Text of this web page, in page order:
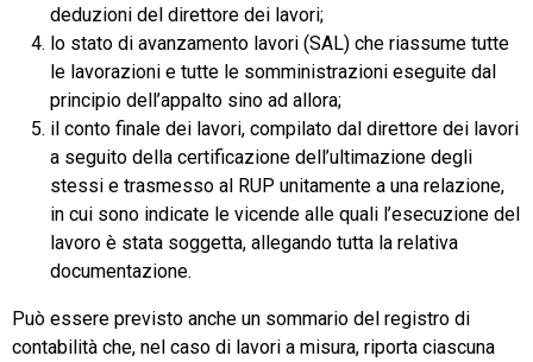
deduzioni del direttore dei lavori;
lo stato di avanzamento lavori (SAL) che riassume tutte
le lavorazioni e tutte le somministrazioni eseguite dal
principio dell’appalto sino ad allora;
il conto finale dei lavori, compilato dal direttore dei lavori
a seguito della certificazione dell’ultimazione degli
stessi e trasmesso al RUP unitamente a una relazione,
in cui sono indicate le vicende alle quali l’esecuzione del
lavoro è stata soggetta, allegando tutta la relativa
documentazione.
Può essere previsto anche un sommario del registro di
contabilità che, nel caso di lavori a misura, riporta ciascuna